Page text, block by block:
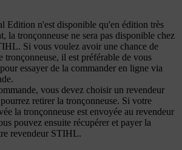
Edition n'est disponible qu'en édition très
la tronçonneuse ne sera pas disponible chez
Si vous voulez avoir une chance de
tronçonneuse, il est préférable de vous
essayer de la commander en ligne via
vous devez choisir un revendeur
retirer la tronçonneuse. Si votre
la tronçonneuse est envoyée au revendeur
pouvez ensuite récupérer et payer la
revendeur STIHL.